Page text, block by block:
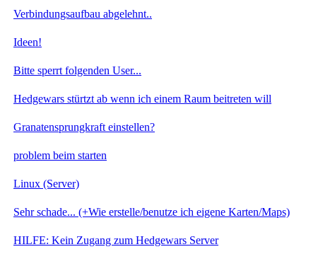
Verbindungsaufbau abgelehnt..
Ideen!
Bitte sperrt folgenden User...
Hedgewars stürtzt ab wenn ich einem Raum beitreten will
Granatensprungkraft einstellen?
problem beim starten
Linux (Server)
Sehr schade... (+Wie erstelle/benutze ich eigene Karten/Maps)
HILFE: Kein Zugang zum Hedgewars Server